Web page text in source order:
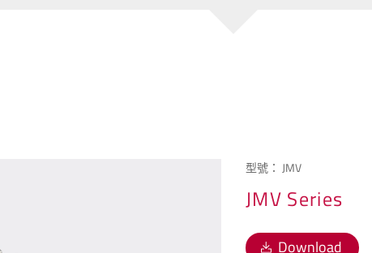
型號： JMV
JMV Series
Download